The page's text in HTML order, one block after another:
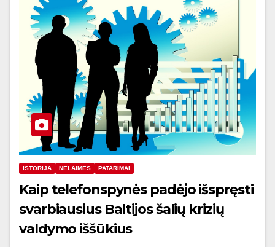
ISTORIJA NELAIMĖS PATARIMAI
Kaip telefonspynės padėjo išspręsti
svarbiausius Baltijos šalių krizių
valdymo iššūkius